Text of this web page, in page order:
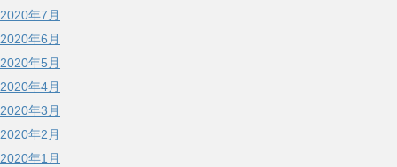
2020年7月
2020年6月
2020年5月
2020年4月
2020年3月
2020年2月
2020年1月